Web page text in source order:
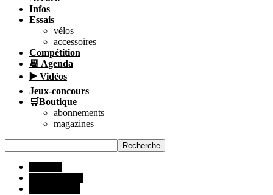
Infos
Essais
vélos
accessoires
Compétition
📆 Agenda
▶️ Vidéos
Jeux-concours
🛒Boutique
abonnements
magazines